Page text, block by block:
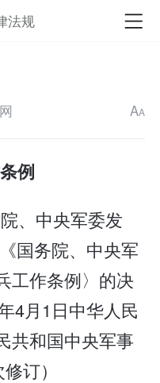
法规
AA
例
、中央军委发
国务院、中央军
工作条例〉的决
4月1日中华人民
共和国中央军事
订）